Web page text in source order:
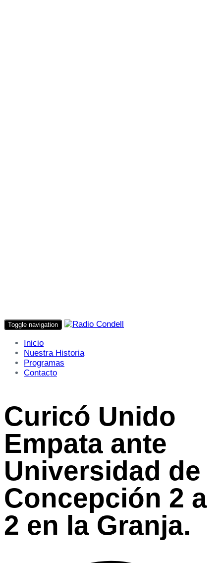
Toggle navigation
Inicio
Nuestra Historia
Programas
Contacto
Curicó Unido
Empata ante
Universidad de
Concepción 2 a
2 en la Granja.